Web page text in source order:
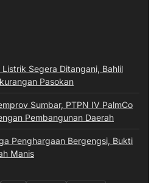
Segera Ditangani, Bahlil
Pasokan
Sumbar, PTPN IV PalmCo
Pembangunan Daerah
Penghargaan Bergengsi, Bukti
Manis